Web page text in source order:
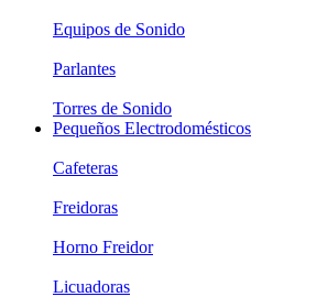
Equipos de Sonido
Parlantes
Torres de Sonido
Pequeños Electrodomésticos
Cafeteras
Freidoras
Horno Freidor
Licuadoras